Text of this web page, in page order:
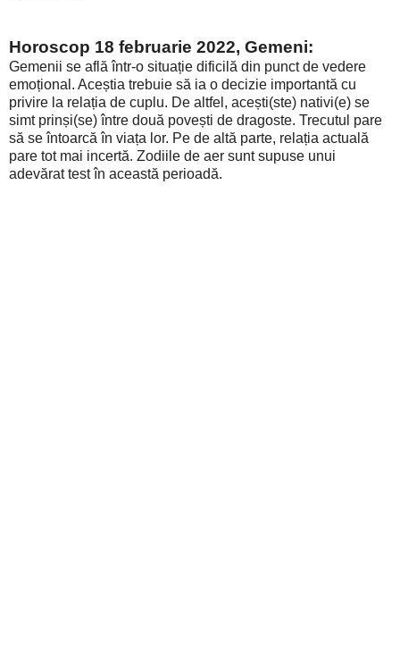
Horoscop 18 februarie 2022, Gemeni:
Gemenii se află într-o situație dificilă din punct de vedere
emoțional. Aceștia trebuie să ia o decizie importantă cu
privire la relația de cuplu. De altfel, acești(ste) nativi(e) se
simt prinși(se) între două povești de dragoste. Trecutul pare
să se întoarcă în viața lor. Pe de altă parte, relația actuală
pare tot mai incertă. Zodiile de aer sunt supuse unui
adevărat test în această perioadă.